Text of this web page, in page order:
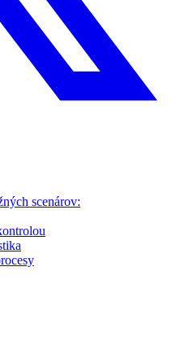
scenárov: